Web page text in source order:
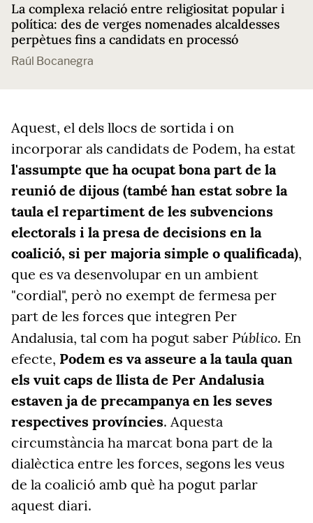
La complexa relació entre religiositat popular i
política: des de verges nomenades alcaldesses
perpètues fins a candidats en processó
Raúl Bocanegra
Aquest, el dels llocs de sortida i on
incorporar als candidats de Podem, ha estat
l'assumpte que ha ocupat bona part de la
reunió de dijous (també han estat sobre la
taula el repartiment de les subvencions
electorals i la presa de decisions en la
coalició, si per majoria simple o qualificada),
que es va desenvolupar en un ambient
"cordial", però no exempt de fermesa per
part de les forces que integren Per
Andalusia, tal com ha pogut saber Público. En
efecte, Podem es va asseure a la taula quan
els vuit caps de llista de Per Andalusia
estaven ja de precampanya en les seves
respectives províncies. Aquesta
circumstància ha marcat bona part de la
dialèctica entre les forces, segons les veus
de la coalició amb què ha pogut parlar
aquest diari.